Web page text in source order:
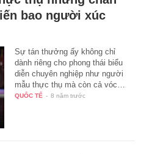
bao người xúc
Sự tán thưởng ấy không chỉ
dành riêng cho phong thái biểu
diễn chuyên nghiệp như người
mẫu thực thụ mà còn cả vóc…
QUỐC TẾ - 8 năm trước